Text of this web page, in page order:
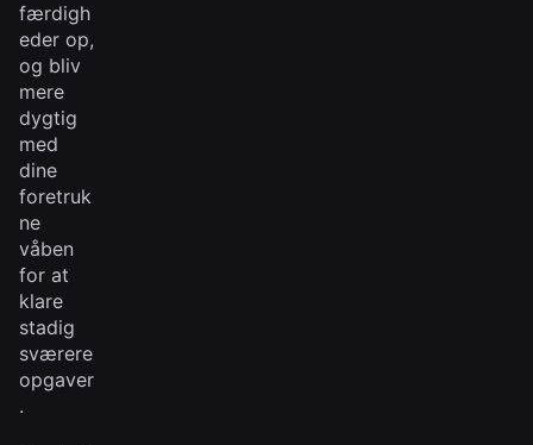
færdigh
eder op,
og bliv
mere
dygtig
med
dine
foretruk
ne
våben
for at
klare
stadig
sværere
opgaver
.